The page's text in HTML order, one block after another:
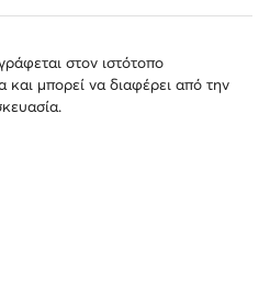
στον ιστότοπο
μπορεί να διαφέρει από την